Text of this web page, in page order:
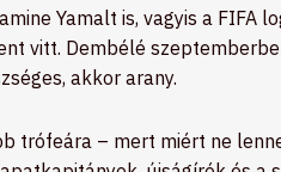
Yamalt is, vagyis a FIFA
vitt. Dembélé
akkor arany.
trófeára – mert miért ne